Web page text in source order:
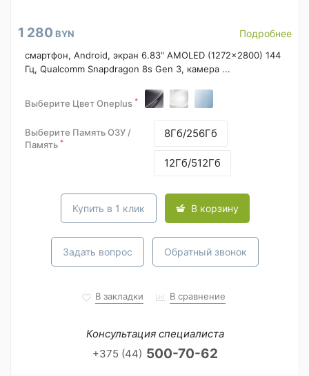
1 280 BYN Подробнее
смартфон, Android, экран 6.83" AMOLED (1272x2800) 144
Гц, Qualcomm Snapdragon 8s Gen 3, камера ...
Выберите Цвет Oneplus *
Выберите Память ОЗУ /
Память *
8Гб/256Гб
12Гб/512Гб
Купить в 1 клик В корзину
Задать вопрос Обратный звонок
В закладки В сравнение
Консультация специалиста
+375 (44) 500-70-62